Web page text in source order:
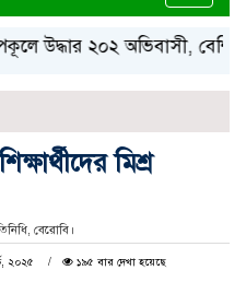
২০২ অভিবাসী, বেশিরভাগই
মিশ্র
বেরোবি।
২০২৫ ১৯৫ বার দেখা হয়েছে